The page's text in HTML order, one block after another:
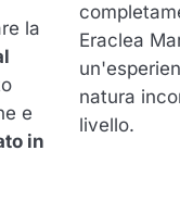
la
e
in
Eraclea
natura
livello.